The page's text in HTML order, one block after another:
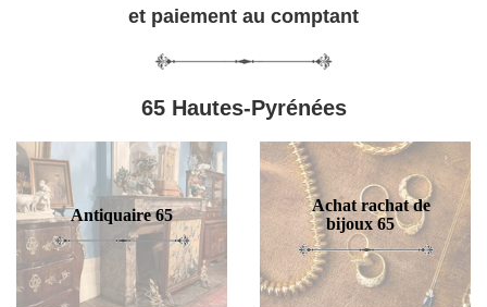
et paiement au comptant
65 Hautes-Pyrénées
Antiquaire 65
Achat rachat de
bijoux 65